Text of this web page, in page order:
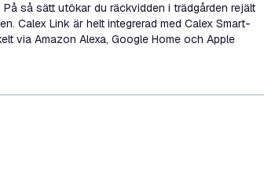
så sätt utökar du räckvidden i trädgården rejält
Calex Link är helt integrerad med Calex Smart-
via Amazon Alexa, Google Home och Apple